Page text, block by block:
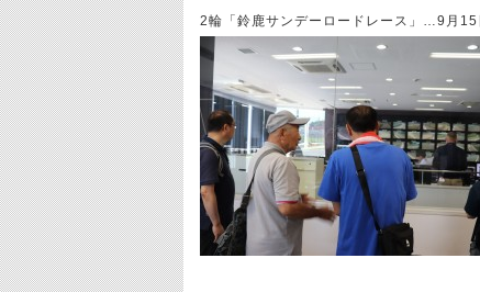
2輪「鈴鹿サンデーロードレース」…9月15